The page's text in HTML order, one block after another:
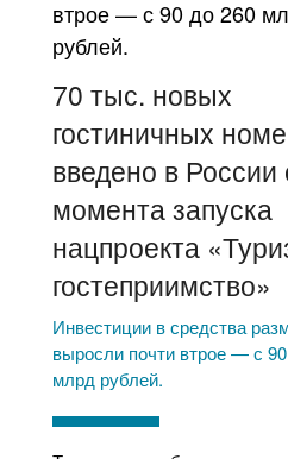
70 тыс. новых
гостиничных
введено в России
момента запуска
нацпроекта
гостеприимство»
Инвестиции в средства
выросли почти втрое — с
млрд рублей.